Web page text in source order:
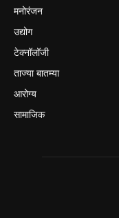
मनोरंजन
उद्योग
टेक्नॉलॉजी
ताज्या बातम्या
आरोग्य
सामाजिक